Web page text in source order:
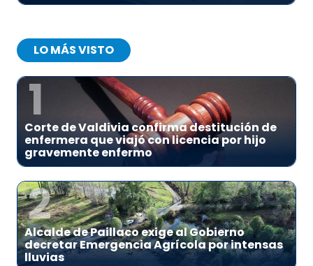
LO MÁS VISTO
1
Corte de Valdivia confirma destitución de
enfermera que viajó con licencia por hijo
gravemente enfermo
2
Alcalde de Paillaco exige al Gobierno
decretar Emergencia Agrícola por intensas
lluvias